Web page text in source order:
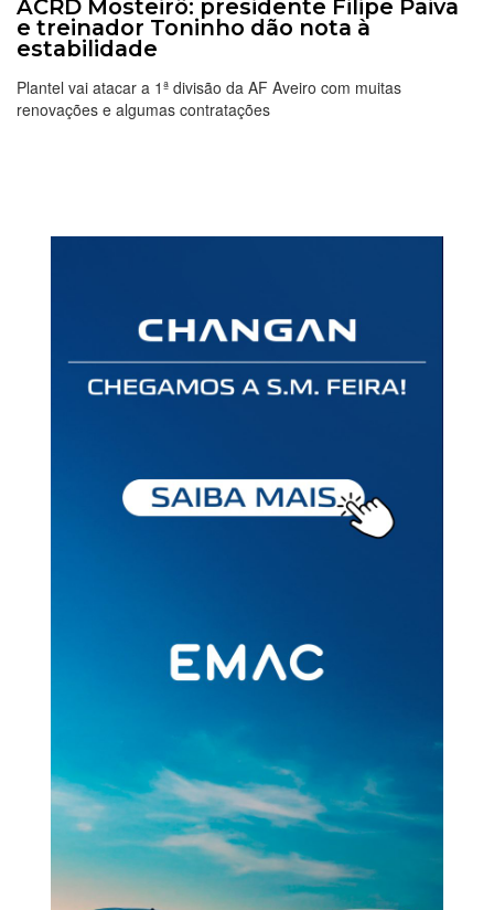
ACRD Mosteirô: presidente Filipe Paiva
e treinador Toninho dão nota à
estabilidade
Plantel vai atacar a 1ª divisão da AF Aveiro com muitas
renovações e algumas contratações